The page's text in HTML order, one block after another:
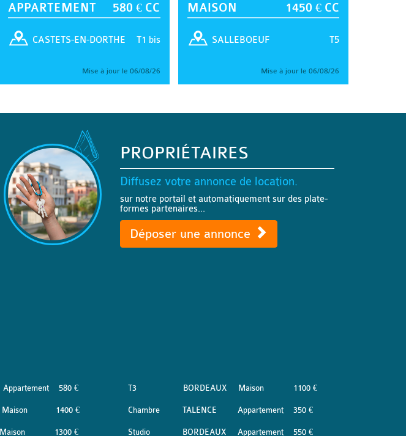
APPARTEMENT 580 € CC
T1 bis
CASTETS-EN-DORTHE
Mise à jour le 06/08/26
MAISON 1450 € CC
T5
SALLEBOEUF
Mise à jour le 06/08/26
PROPRIÉTAIRES
Diffusez votre annonce de location.
sur notre portail et automatiquement sur des plate-
formes partenaires...
Déposer une annonce
Appartement 580 €
Maison 1400 €
Maison 1300 €
T3 BORDEAUX Maison 1100 €
Chambre TALENCE Appartement 350 €
Studio BORDEAUX Appartement 550 €